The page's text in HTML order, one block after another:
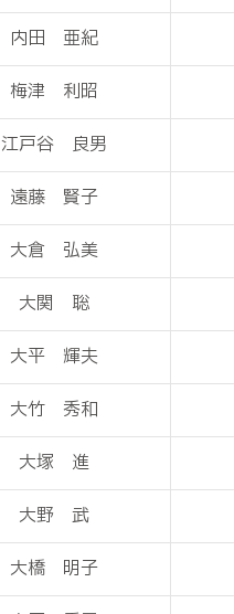
内田 亜紀
梅津 利昭
江戸谷 良男
遠藤 賢子
大倉 弘美
大関 聡
大平 輝夫
大竹 秀和
大塚 進
大野 武
大橋 明子